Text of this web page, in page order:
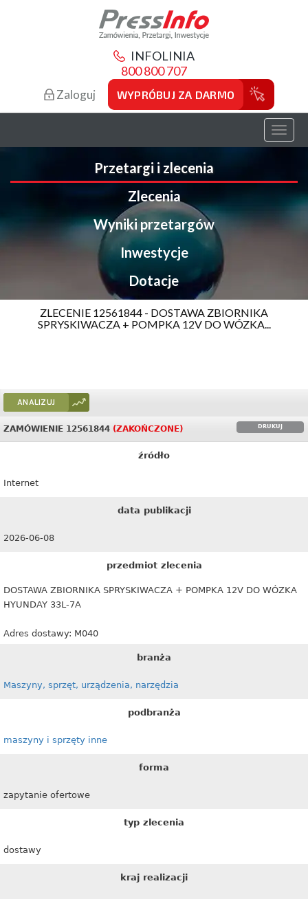
INFOLINIA
800 800 707
Zaloguj WYPRÓBUJ ZA DARMO
Toggle
Przetargi i zlecenia
Zlecenia
Wyniki przetargów
Inwestycje
Dotacje
ZLECENIE 12561844 - DOSTAWA ZBIORNIKA
SPRYSKIWACZA + POMPKA 12V DO WÓZKA...
ANALIZUJ
DRUKUJ
ZAMÓWIENIE 12561844 (ZAKOŃCZONE)
źródło
Internet
data publikacji
2026-06-08
przedmiot zlecenia
DOSTAWA ZBIORNIKA SPRYSKIWACZA + POMPKA 12V DO WÓZKA
HYUNDAY 33L-7A
Adres dostawy: M040
branża
Maszyny, sprzęt, urządzenia, narzędzia
podbranża
maszyny i sprzęty inne
forma
zapytanie ofertowe
typ zlecenia
dostawy
kraj realizacji